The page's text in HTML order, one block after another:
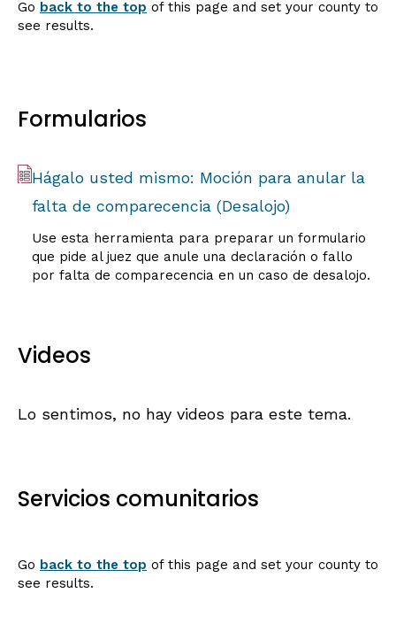
Go back to the top of this page and set your county to
see results.
Formularios
Hágalo usted mismo: Moción para anular la
falta de comparecencia (Desalojo)
Use esta herramienta para preparar un formulario
que pide al juez que anule una declaración o fallo
por falta de comparecencia en un caso de desalojo.
Videos
Lo sentimos, no hay videos para este tema.
Servicios comunitarios
Go back to the top of this page and set your county to
see results.